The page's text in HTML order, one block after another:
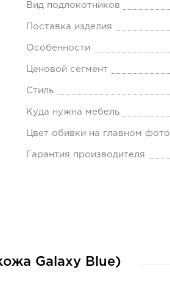
Вид подлокотников
Поставка изделия
Особенности
Ценовой сегмент
Стиль
Куда нужна мебель
Цвет обивки на главном фото
Гарантия производителя
Galaxy Blue)